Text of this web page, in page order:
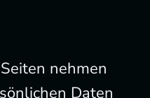
nehmen
Daten